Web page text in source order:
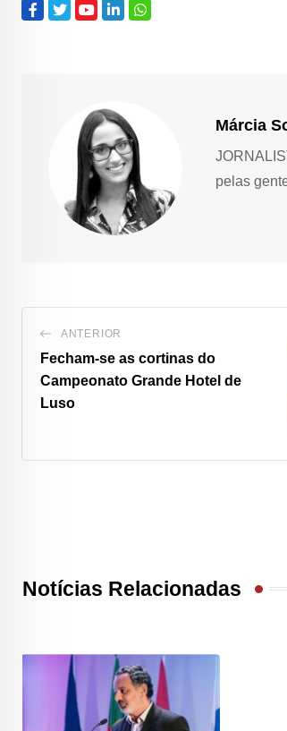
Márcia
pelas
ANTERIOR
Fecham-se as cortinas do
Campeonato Grande Hotel de
Luso
Notícias Relacionadas